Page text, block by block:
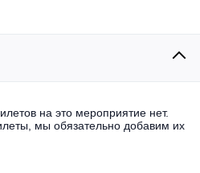
на это мероприятие нет.
мы обязательно добавим их